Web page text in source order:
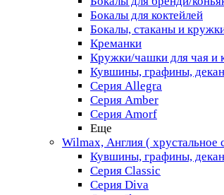
Бокалы для коктейлей
Бокалы, стаканы и
Креманки
Кружки/чашки для чая и
Кувшины, графины,
Серия Allegra
Серия Amber
Серия Amorf
Еще
Wilmax, Англия ( хрустальное
Кувшины, графины,
Серия Classic
Серия Diva